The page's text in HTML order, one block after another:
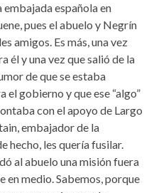
española en
pues el abuelo y Negrín
amigos. Es más, una vez
él y una vez que salió de la
de que se estaba
el gobierno y que ese “algo”
con el apoyo de Largo
embajador de la
hecho, les quería fusilar.
al abuelo una misión fuera
en medio. Sabemos, porque